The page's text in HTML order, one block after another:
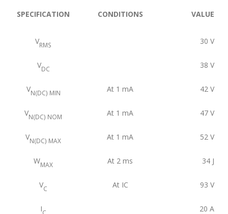
SPECIFICATION CONDITIONS VALUE
VRMS 30 V
VDC 38 V
VN(DC) MIN At 1 mA 42 V
VN(DC) NOM At 1 mA 47 V
VN(DC) MAX At 1 mA 52 V
WMAX At 2 ms 34 J
VC At IC 93 V
IC 20 A